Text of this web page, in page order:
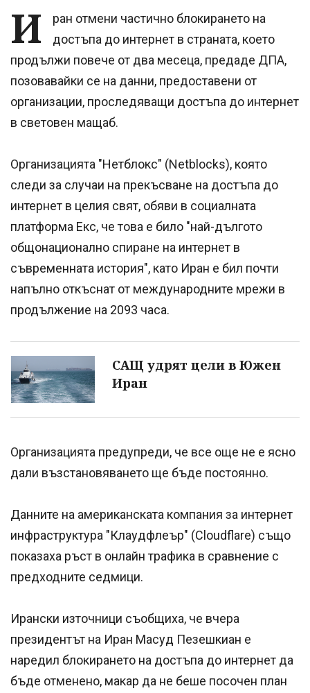
И
ран отмени частично блокирането на
достъпа до интернет в страната, което
продължи повече от два месеца, предаде ДПА,
позовавайки се на данни, предоставени от
организации, проследяващи достъпа до интернет
в световен мащаб.
Организацията "Нетблокс" (Netblocks), която
следи за случаи на прекъсване на достъпа до
интернет в целия свят, обяви в социалната
платформа Екс, че това е било "най-дългото
общонационално спиране на интернет в
съвременната история", като Иран е бил почти
напълно откъснат от международните мрежи в
продължение на 2093 часа.
САЩ удрят цели в Южен
Иран
Организацията предупреди, че все още не е ясно
дали възстановяването ще бъде постоянно.
Данните на американската компания за интернет
инфраструктура "Клаудфлеър" (Cloudflare) също
показаха ръст в онлайн трафика в сравнение с
предходните седмици.
Ирански източници съобщиха, че вчера
президентът на Иран Масуд Пезешкиан е
наредил блокирането на достъпа до интернет да
бъде отменено, макар да не беше посочен план